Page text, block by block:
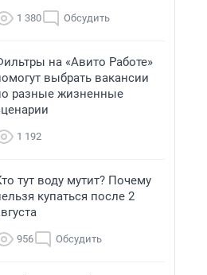
1 380 Обсудить
на «Авито Работе»
выбрать вакансии
разные жизненные
1 192
тут воду мутит? Почему
купаться после 2
956 Обсудить